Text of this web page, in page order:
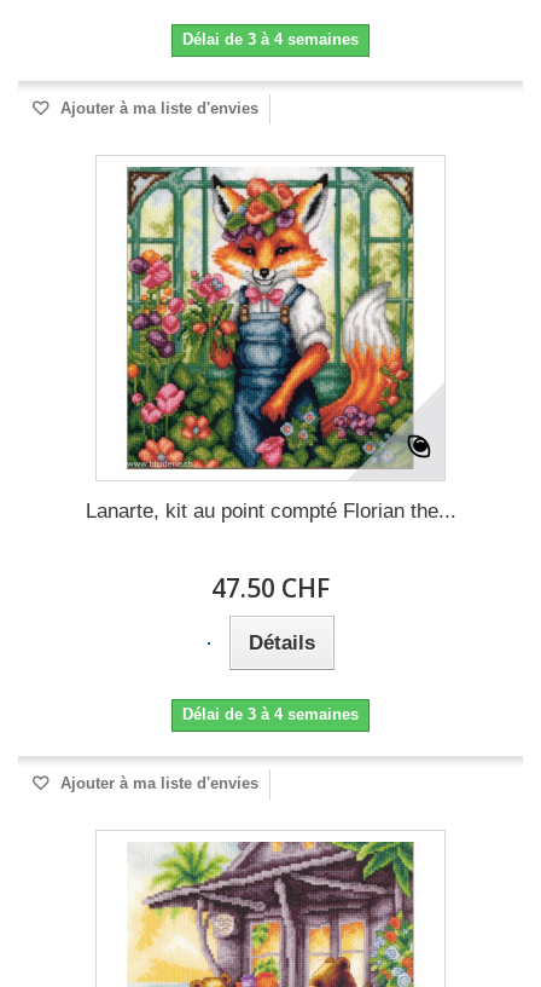
Délai de 3 à 4 semaines
Ajouter à ma liste d'envies
Lanarte, kit au point compté Florian the...
47.50 CHF
Détails
Délai de 3 à 4 semaines
Ajouter à ma liste d'envies